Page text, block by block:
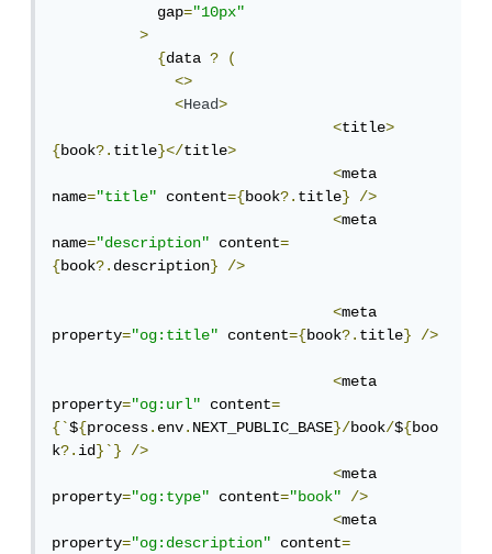
            gap
="10px"
>
{data ?
(
<>
<Head>
<title>
{book?.title}</title>
<meta
name="title" content={book?.title}
/>
<meta
name="description" content=
{book?.description} />
<meta
property="og:title" content={book?.title} />
<meta
property="og:url" content=
{`${process.env.NEXT_PUBLIC_BASE}/book/${boo
k?.id}`}
/>
<meta
property="og:type" content="book"
/>
<meta
property="og:description" content=